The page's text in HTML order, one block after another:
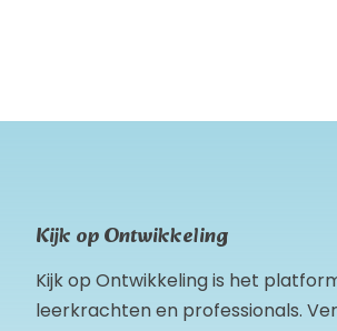
Kijk op Ontwikkeling
Kijk op Ontwikkeling is het
leerkrachten en professionals.